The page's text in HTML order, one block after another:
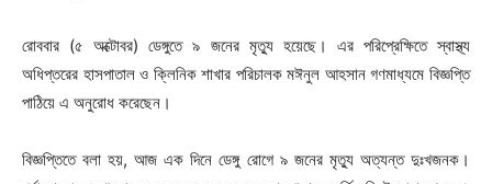
রোববার (৫ অক্টোবর) ডেঙ্গুতে ৯ জনের মৃত্যু হয়েছে। এর পরিপ্রেক্ষিতে স্বাস্থ্য
অধিপ্তরের হাসপাতাল ও ক্লিনিক শাখার পরিচালক মঈনুল আহসান গণমাধ্যমে বিজ্ঞপ্তি
পাঠিয়ে এ অনুরোধ করেছেন।
বিজ্ঞপ্তিতে বলা হয়, আজ এক দিনে ডেঙ্গু রোগে ৯ জনের মৃত্যু অত্যন্ত দুঃখজনক।